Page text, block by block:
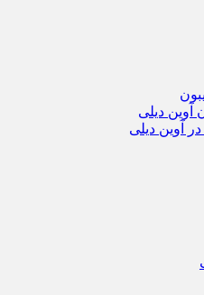
دیلی
آوین دیلی